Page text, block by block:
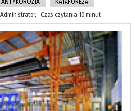
ANTYKOROZJA
KATAFOREZA
Czas czytania 10 minut